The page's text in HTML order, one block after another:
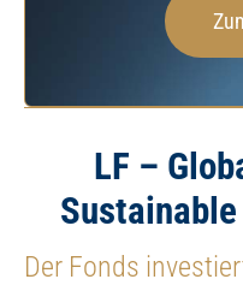
LF –
Der Fonds